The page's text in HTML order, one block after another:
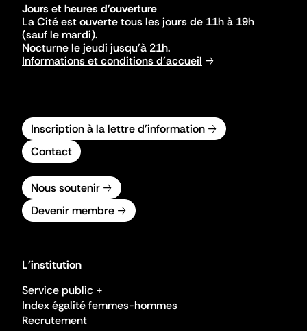
Jours et heures d'ouverture
La Cité est ouverte tous les jours de 11h à 19h
(sauf le mardi).
Nocturne le jeudi jusqu'à 21h.
Informations et conditions d'accueil
Inscription à la lettre d'information
Contact
Nous soutenir
Devenir membre
L'institution
Service public +
Index égalité femmes-hommes
Recrutement